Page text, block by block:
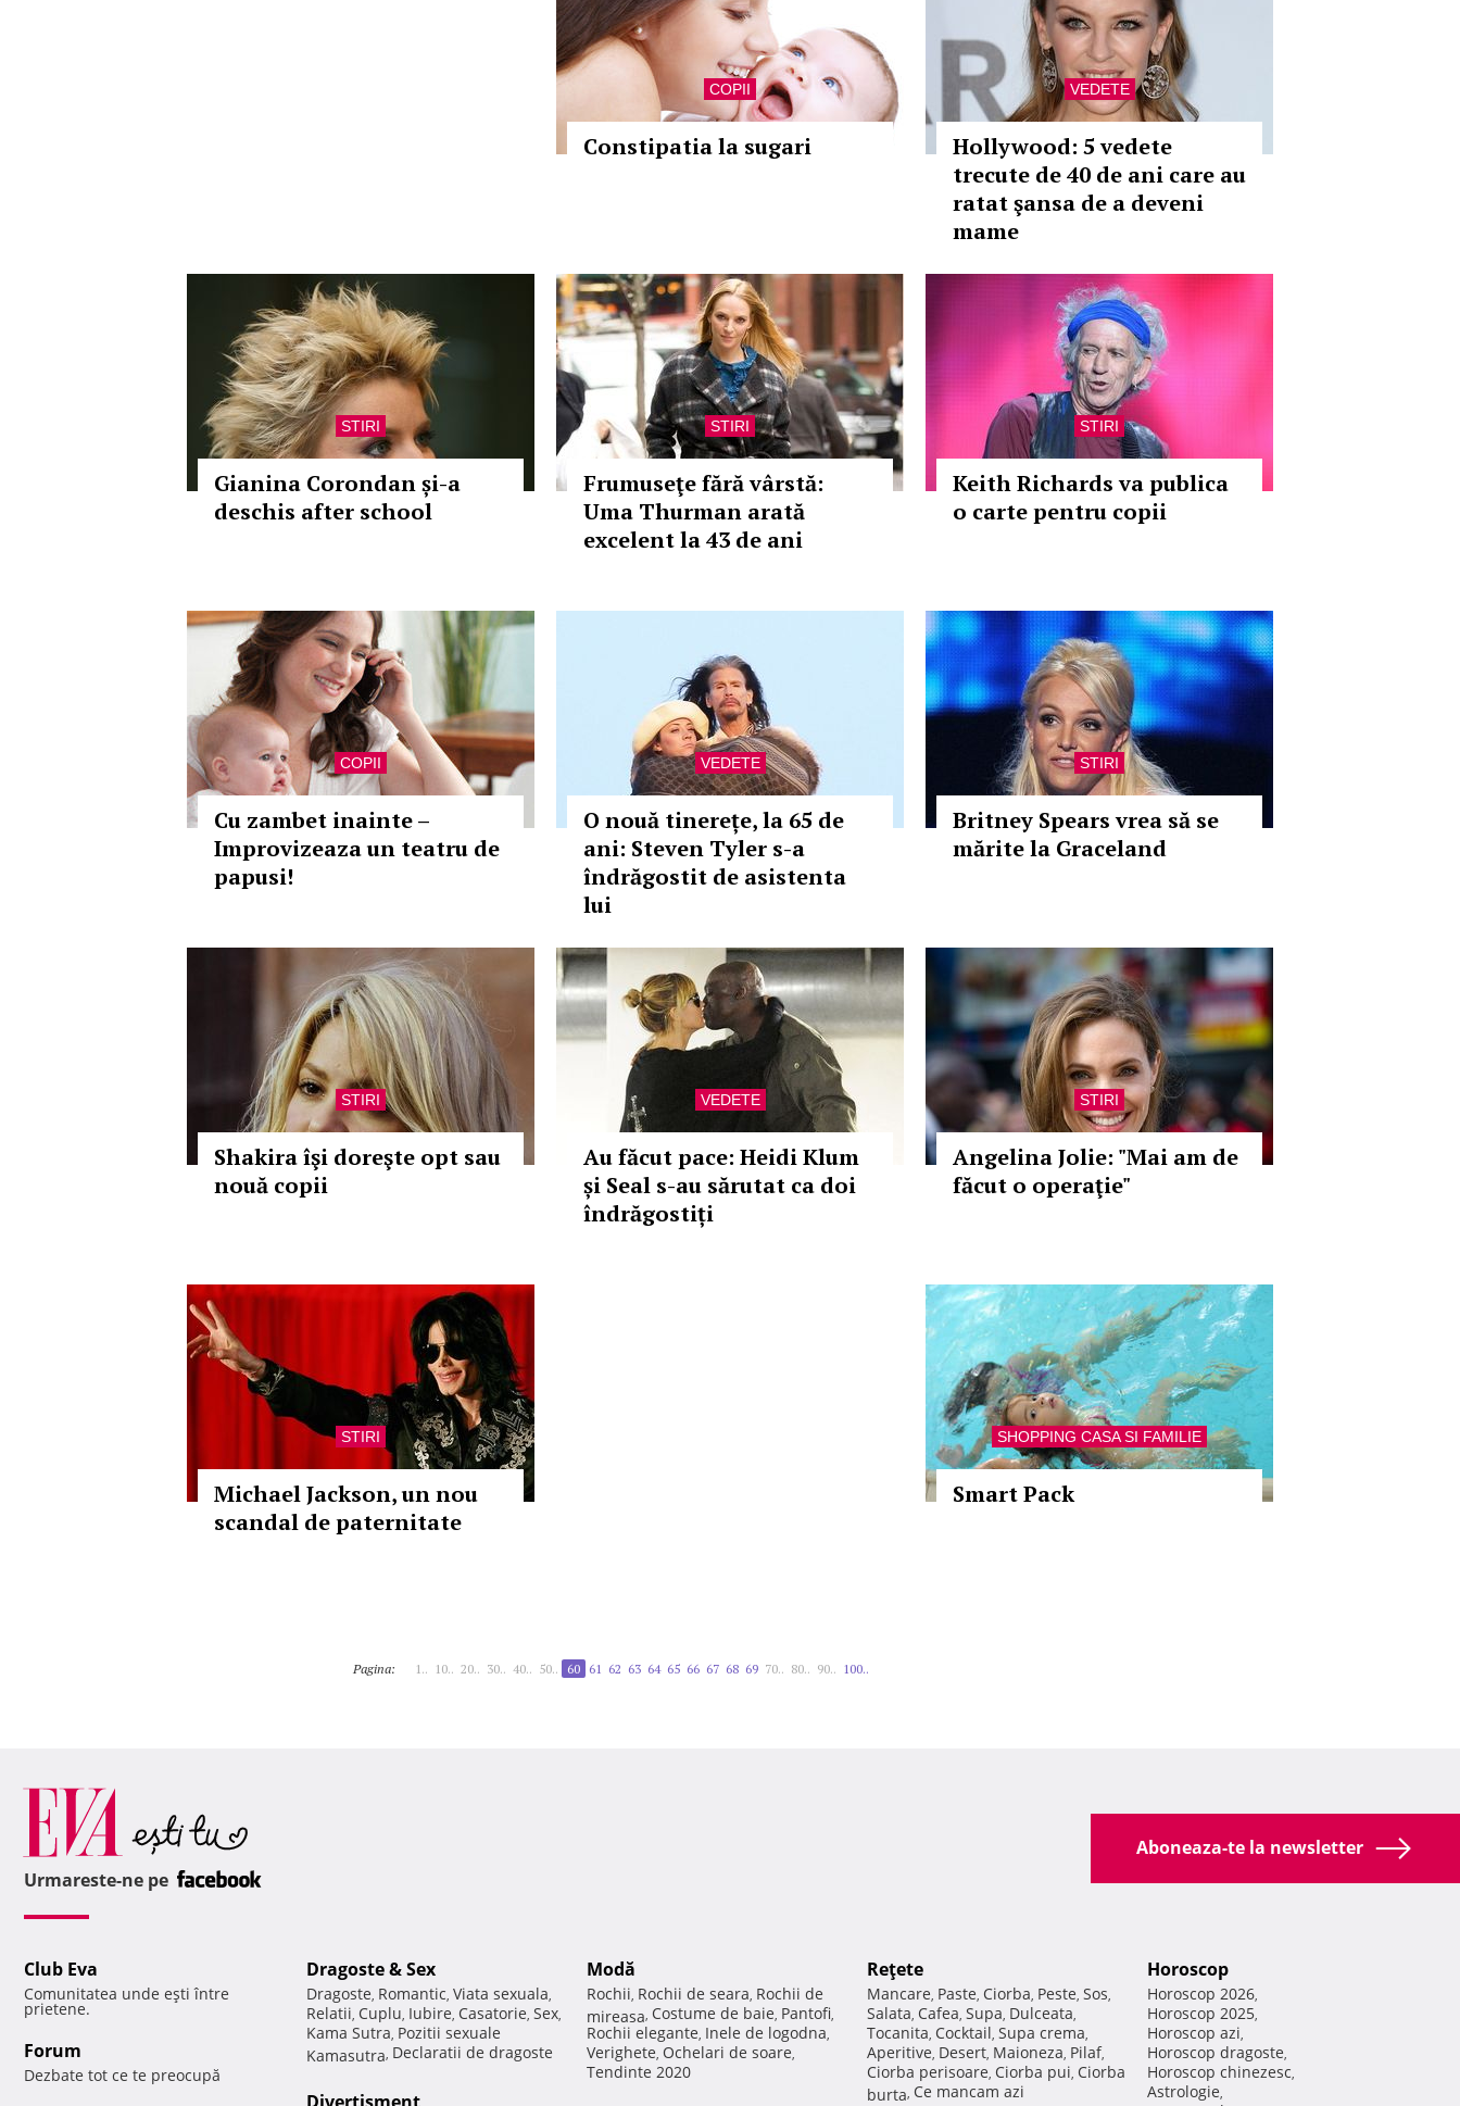
COPII
Constipatia la sugari
VEDETE
Hollywood: 5 vedete
trecute de 40 de ani care au
ratat şansa de a deveni
mame
STIRI
Gianina Corondan și-a
deschis after school
STIRI
Frumuseţe fără vârstă:
Uma Thurman arată
excelent la 43 de ani
STIRI
Keith Richards va publica
o carte pentru copii
COPII
Cu zambet inainte –
Improvizeaza un teatru de
papusi!
VEDETE
O nouă tinerețe, la 65 de
ani: Steven Tyler s-a
îndrăgostit de asistenta
lui
STIRI
Britney Spears vrea să se
mărite la Graceland
STIRI
Shakira îşi doreşte opt sau
nouă copii
VEDETE
Au făcut pace: Heidi Klum
și Seal s-au sărutat ca doi
îndrăgostiți
STIRI
Angelina Jolie: "Mai am de
făcut o operaţie"
STIRI
Michael Jackson, un nou
scandal de paternitate
SHOPPING CASA SI FAMILIE
Smart Pack
Pagina: 1.. 10.. 20.. 30.. 40.. 50.. 60 61 62 63 64 65 66 67 68 69 70.. 80.. 90.. 100..
Aboneaza-te la newsletter
Urmareste-ne pe
Club Eva
Comunitatea unde eşti între
prietene.
Forum
Dezbate tot ce te preocupă
Dragoste & Sex
Dragoste, Romantic, Viata sexuala,
Relatii, Cuplu, Iubire, Casatorie, Sex,
Kama Sutra, Pozitii sexuale
Kamasutra, Declaratii de dragoste
Modă
Rochii, Rochii de seara, Rochii de
mireasa, Costume de baie, Pantofi,
Rochii elegante, Inele de logodna,
Verighete, Ochelari de soare,
Tendinte 2020
Reţete
Mancare, Paste, Ciorba, Peste, Sos,
Salata, Cafea, Supa, Dulceata,
Tocanita, Cocktail, Supa crema,
Aperitive, Desert, Maioneza, Pilaf,
Ciorba perisoare, Ciorba pui, Ciorba
burta, Ce mancam azi
Horoscop
Horoscop 2026,
Horoscop 2025,
Horoscop azi,
Horoscop dragoste,
Horoscop chinezesc,
Astrologie,